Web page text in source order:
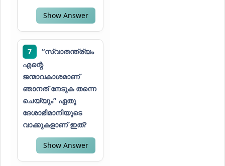
Show Answer
7
“സ്വാതന്ത്ര്യം
എന്റെ
ജന്മാവകാശമാണ്
ഞാനത് നേടുക തന്നെ
ചെയ്യും” ഏതു
ദേശാഭിമാനിയുടെ
വാക്കുകളാണ് ഇത്?
Show Answer